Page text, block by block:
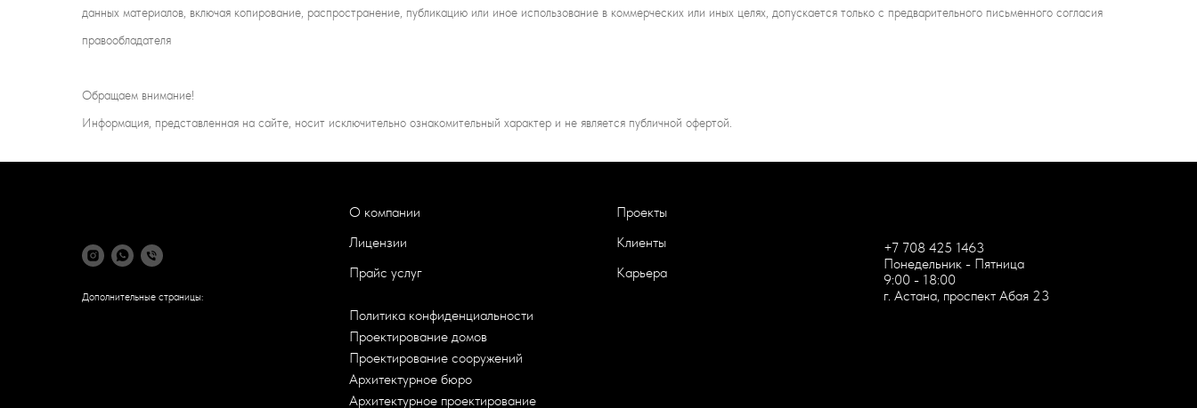
данных материалов, включая копирование, распространение, публикацию или иное использование в коммерческих или иных целях, допускается только с предварительного письменного согласия
правообладателя
Обращаем внимание!
Информация, представленная на сайте, носит исключительно ознакомительный характер и не является публичной офертой.
Дополнительные страницы:
О компании
Лицензии
Прайс услуг
Политика конфиденциальности
Проектирование домов
Проектирование сооружений
Архитектурное бюро
Архитектурное проектирование
Проекты
Клиенты
Карьера
+7 708 425 1463
Понедельник - Пятница
9:00 - 18:00
г. Астана, проспект Абая 23